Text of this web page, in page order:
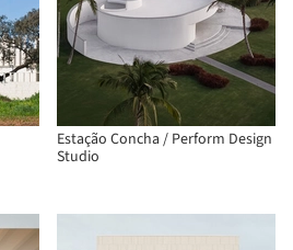
Estação Concha / Perform Design
Studio